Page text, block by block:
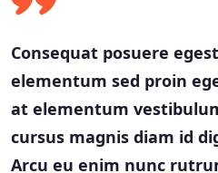
Consequat posuere
elementum sed proin
at elementum
cursus magnis diam id
Arcu eu enim nunc